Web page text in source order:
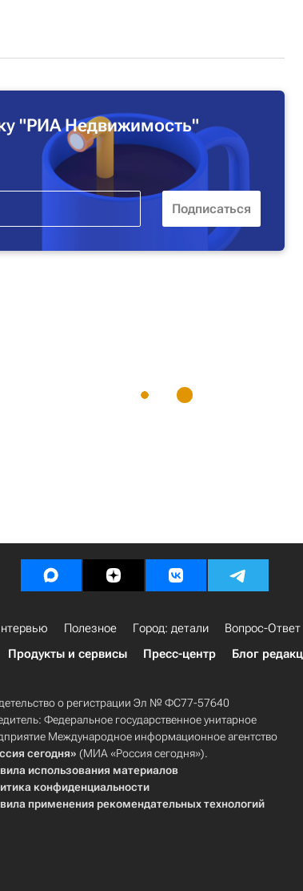
"РИА Недвижимость"
Полезное Город: детали Вопрос-Ответ
Продукты и сервисы Пресс-центр Блог
о регистрации Эл № ФС77-57640
Федеральное государственное унитарное
Международное информационное агентство
сегодня» (МИА «Россия сегодня»).
использования материалов
конфиденциальности
применения рекомендательных технологий